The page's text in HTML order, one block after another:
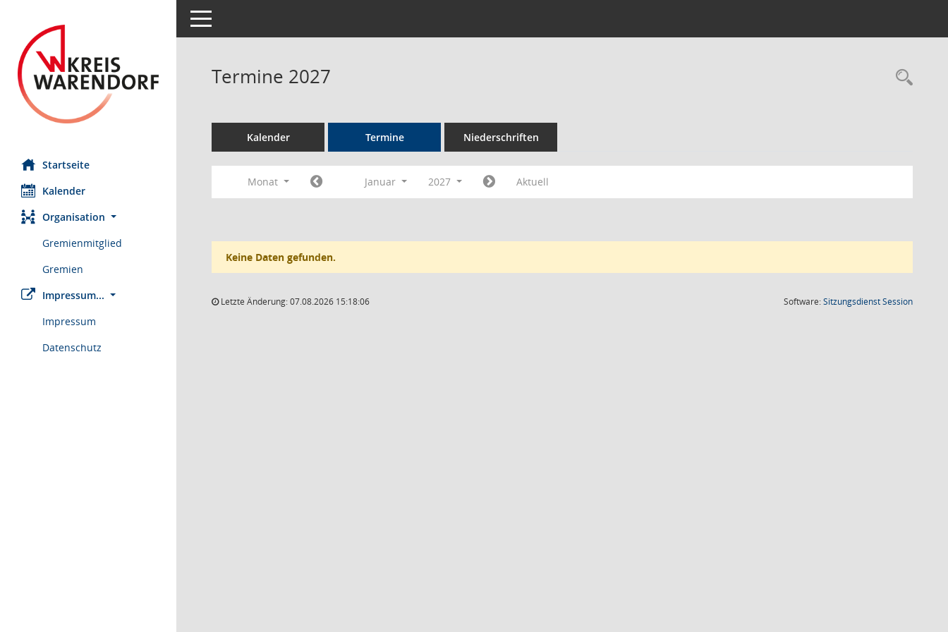
Startseite
Kalender
Organisation
Gremienmitglied
Gremien
Impressum...
Impressum
Datenschutz
Toggle navigation
Termine 2027
Kalender Termine Niederschriften
Monat Januar 2027 Aktuell
Keine Daten gefunden.
Letzte Änderung: 07.08.2026 15:18:06 Software:SitzungsdienstSession(Wird in